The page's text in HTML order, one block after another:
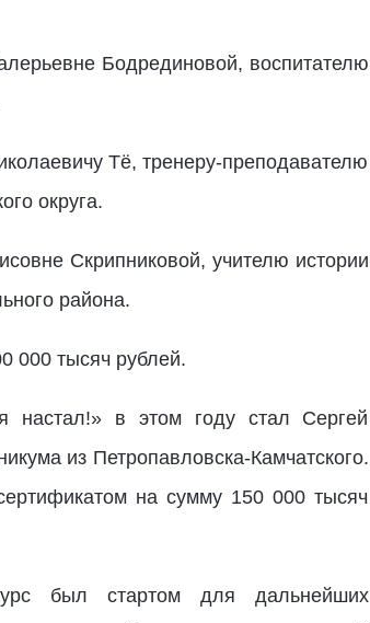
Бодрединовой, воспитателю
Тё, тренеру-преподавателю
округа.
Скрипниковой, учителю истории
района.
000 тысяч рублей.
настал!» в этом году стал Сергей
из Петропавловска-Камчатского.
на сумму 150 000 тысяч
был стартом для дальнейших